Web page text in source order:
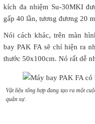
kích đa nhiệm Su-30MKI
gấp 40 lần, tương đương 20
Nói cách khác, trên màn
bay PAK FA sẽ chỉ hiện ra
thước 50x100cm. Nó rất dễ
Vật liệu tổng hợp đang tạo ra một
quân sự.